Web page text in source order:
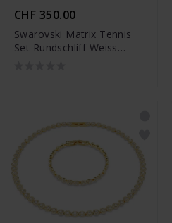
CHF 350.00
Swarovski Matrix Tennis
Set Rundschliff Weiss